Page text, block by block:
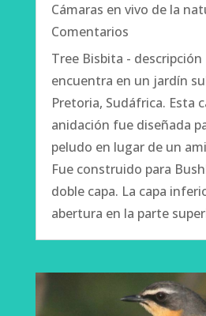
Cámaras en vivo de la
Comentarios
Tree Bisbita - descripción
encuentra en un jardín
Pretoria, Sudáfrica. Esta
anidación fue diseñada
peludo en lugar de un
Fue construido para
doble capa. La capa
abertura en la parte